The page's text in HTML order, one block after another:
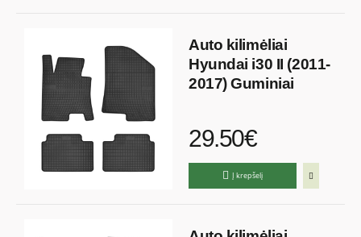
Auto kilimėliai
Hyundai i30 II (2011-
2017) Guminiai
29.50€
Į krepšelį